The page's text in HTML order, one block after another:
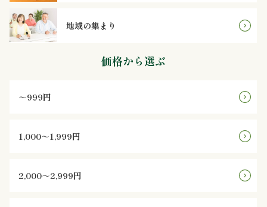
円
1,000
地域の集まり
価格から選ぶ
～999円
1,000～1,999円
2,000～2,999円